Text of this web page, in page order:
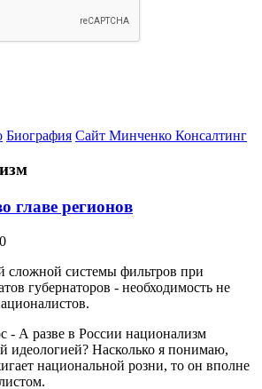
Биография Сайт Минченко Консалтинг
главе регионов
сложной системы фильтров при
губернаторов - необходимость не
- А разве в России национализм
идеологией? Насколько я понимаю,
национальной розни, то он вполне